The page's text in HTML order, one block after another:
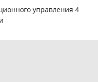
управления 4